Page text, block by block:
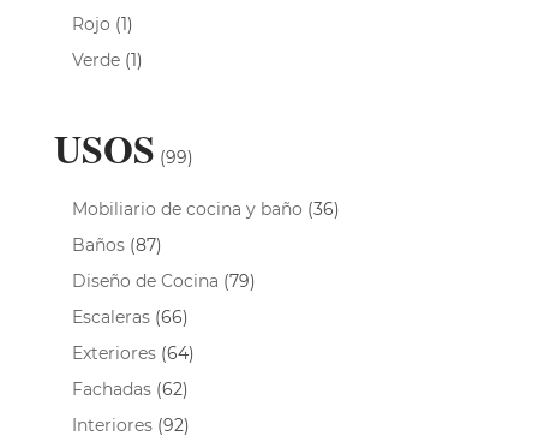
Rojo (1)
Verde (1)
USOS (99)
Mobiliario de cocina y baño (36)
Baños (87)
Diseño de Cocina (79)
Escaleras (66)
Exteriores (64)
Fachadas (62)
Interiores (92)